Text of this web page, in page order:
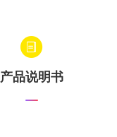
产品说明书